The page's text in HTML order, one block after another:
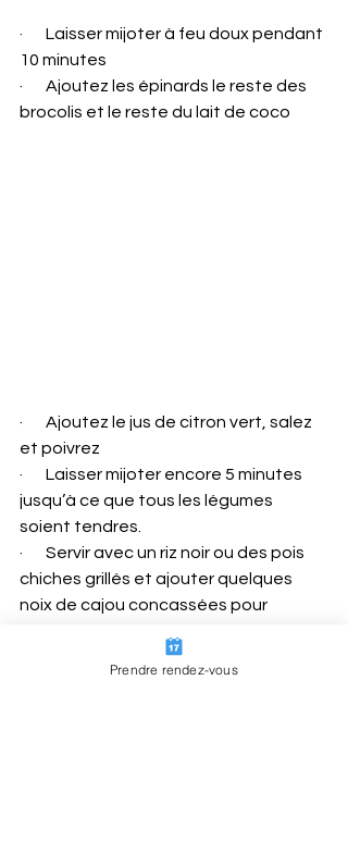
·       Laisser mijoter à feu doux pendant
10 minutes
·       Ajoutez les épinards le reste des
brocolis et le reste du lait de coco
·       Ajoutez le jus de citron vert, salez
et poivrez
·       Laisser mijoter encore 5 minutes
jusqu’à ce que tous les légumes
soient tendres.
·       Servir avec un riz noir ou des pois
chiches grillés et ajouter quelques
noix de cajou concassées pour
Prendre rendez-vous